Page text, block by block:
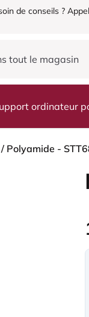
de conseils ?
ordinateur